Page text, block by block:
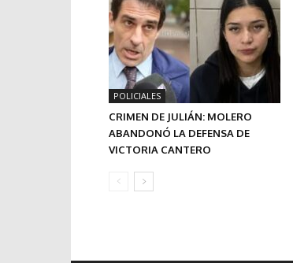
POLICIALES
CRIMEN DE JULIÁN: MOLERO
ABANDONÓ LA DEFENSA DE
VICTORIA CANTERO